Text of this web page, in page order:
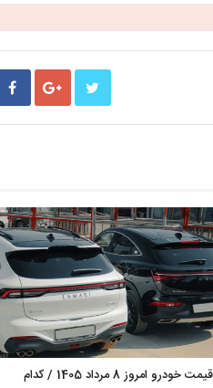
قیمت خودرو امروز 8 مرداد 1405 / کدام